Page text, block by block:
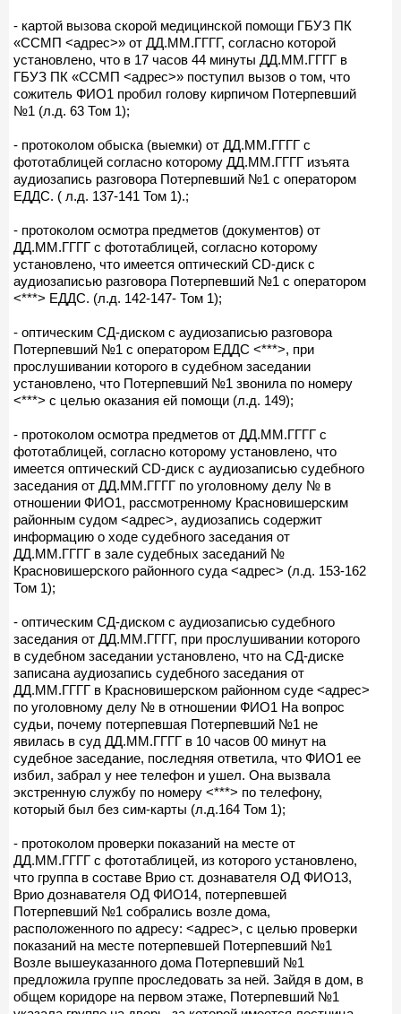
- картой вызова скорой медицинской помощи ГБУЗ ПК
«ССМП <адрес>» от ДД.ММ.ГГГГ, согласно которой
установлено, что в 17 часов 44 минуты ДД.ММ.ГГГГ в
ГБУЗ ПК «ССМП <адрес>» поступил вызов о том, что
сожитель ФИО1 пробил голову кирпичом Потерпевший
№1 (л.д. 63 Том 1);
- протоколом обыска (выемки) от ДД.ММ.ГГГГ с
фототаблицей согласно которому ДД.ММ.ГГГГ изъята
аудиозапись разговора Потерпевший №1 с оператором
ЕДДС. ( л.д. 137-141 Том 1).;
- протоколом осмотра предметов (документов) от
ДД.ММ.ГГГГ с фототаблицей, согласно которому
установлено, что имеется оптический CD-диск с
аудиозаписью разговора Потерпевший №1 с оператором
<***> ЕДДС. (л.д. 142-147- Том 1);
- оптическим СД-диском с аудиозаписью разговора
Потерпевший №1 с оператором ЕДДС <***>, при
прослушивании которого в судебном заседании
установлено, что Потерпевший №1 звонила по номеру
<***> с целью оказания ей помощи (л.д. 149);
- протоколом осмотра предметов от ДД.ММ.ГГГГ с
фототаблицей, согласно которому установлено, что
имеется оптический CD-диск с аудиозаписью судебного
заседания от ДД.ММ.ГГГГ по уголовному делу № в
отношении ФИО1, рассмотренному Красновишерским
районным судом <адрес>, аудиозапись содержит
информацию о ходе судебного заседания от
ДД.ММ.ГГГГ в зале судебных заседаний №
Красновишерского районного суда <адрес> (л.д. 153-162
Том 1);
- оптическим СД-диском с аудиозаписью судебного
заседания от ДД.ММ.ГГГГ, при прослушивании которого
в судебном заседании установлено, что на СД-диске
записана аудиозапись судебного заседания от
ДД.ММ.ГГГГ в Красновишерском районном суде <адрес>
по уголовному делу № в отношении ФИО1 На вопрос
судьи, почему потерпевшая Потерпевший №1 не
явилась в суд ДД.ММ.ГГГГ в 10 часов 00 минут на
судебное заседание, последняя ответила, что ФИО1 ее
избил, забрал у нее телефон и ушел. Она вызвала
экстренную службу по номеру <***> по телефону,
который был без сим-карты (л.д.164 Том 1);
- протоколом проверки показаний на месте от
ДД.ММ.ГГГГ с фототаблицей, из которого установлено,
что группа в составе Врио ст. дознавателя ОД ФИО13,
Врио дознавателя ОД ФИО14, потерпевшей
Потерпевший №1 собрались возле дома,
расположенного по адресу: <адрес>, с целью проверки
показаний на месте потерпевшей Потерпевший №1
Возле вышеуказанного дома Потерпевший №1
предложила группе проследовать за ней. Зайдя в дом, в
общем коридоре на первом этаже, Потерпевший №1